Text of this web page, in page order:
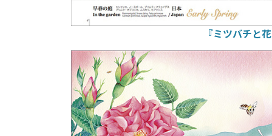
『ミツバチと